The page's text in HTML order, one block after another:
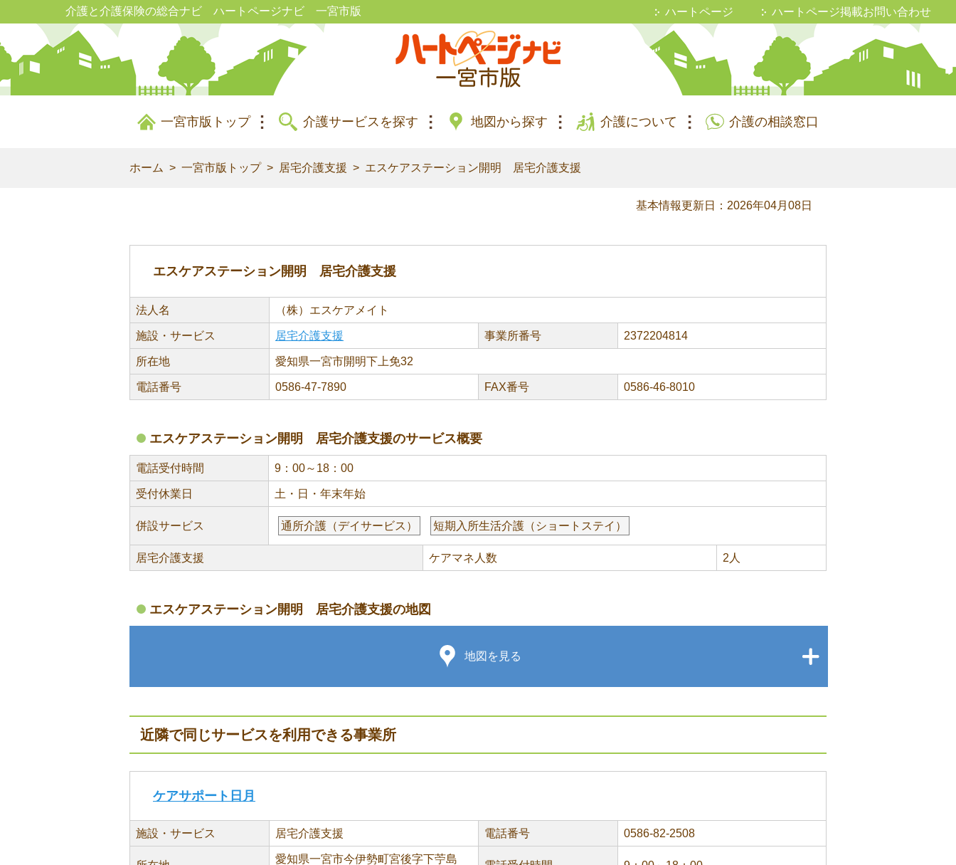
介護と介護保険の総合ナビ ハートページナビ 一宮市版 ハートページ ハートページ掲載お問い合わせ
一宮市版トップ 介護サービスを探す 地図から探す 介護について 介護の相談窓口
ホーム 一宮市版トップ 居宅介護支援 エスケアステーション開明 居宅介護支援
基本情報更新日：2026年04月08日
エスケアステーション開明 居宅介護支援
法人名 （株）エスケアメイト
施設・サービス 居宅介護支援 事業所番号 2372204814
所在地 愛知県一宮市開明下上免32
電話番号 0586-47-7890 FAX番号 0586-46-8010
エスケアステーション開明 居宅介護支援のサービス概要
電話受付時間 9：00～18：00
受付休業日 土・日・年末年始
併設サービス 通所介護（デイサービス） 短期入所生活介護（ショートステイ）
居宅介護支援 ケアマネ人数 2人
エスケアステーション開明 居宅介護支援の地図
地図を見る
近隣で同じサービスを利用できる事業所
ケアサポート日月
施設・サービス 居宅介護支援 電話番号 0586-82-2508
愛知県一宮市今伊勢町宮後字下苧島